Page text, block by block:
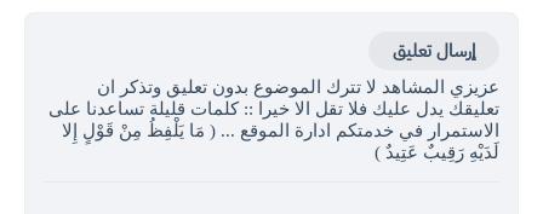
إرسال تعليق
عزيزي المشاهد لا تترك الموضوع بدون تعليق وتذكر ان
تعليقك يدل عليك فلا تقل الا خيرا :: كلمات قليلة تساعدنا على
الاستمرار في خدمتكم ادارة الموقع ... ( مَا يَلْفِظُ مِنْ قَوْلٍ إِلا
لَدَيْهِ رَقِيبٌ عَتِيدٌ )